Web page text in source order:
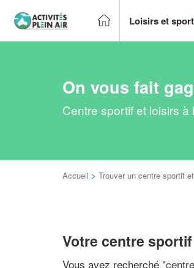
Loisirs et
On vous fait
Centre sportif et loisirs
Accueil > Trouver un centre sportif
Votre centre
Vous avez recherché "